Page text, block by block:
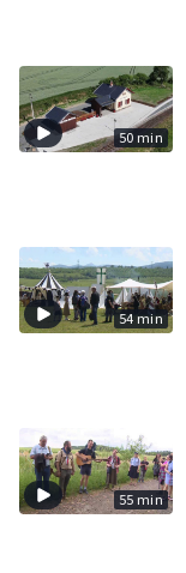
50 min
54 min
55 min